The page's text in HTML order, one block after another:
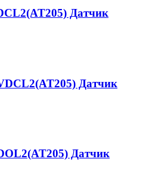
Датчик
Датчик
Датчик